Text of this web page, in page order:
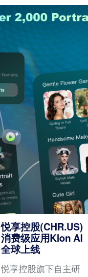
元），营业利润同比
增长26.1%，盈利能
润率由11.7%扩大至
17.3%、受益于成本
管控成效显著，公司
运营费用同比下降超
20%。
悦享控股(CHR.US)
消费级应用Klon AI
全球上线
悦享控股旗下自主研